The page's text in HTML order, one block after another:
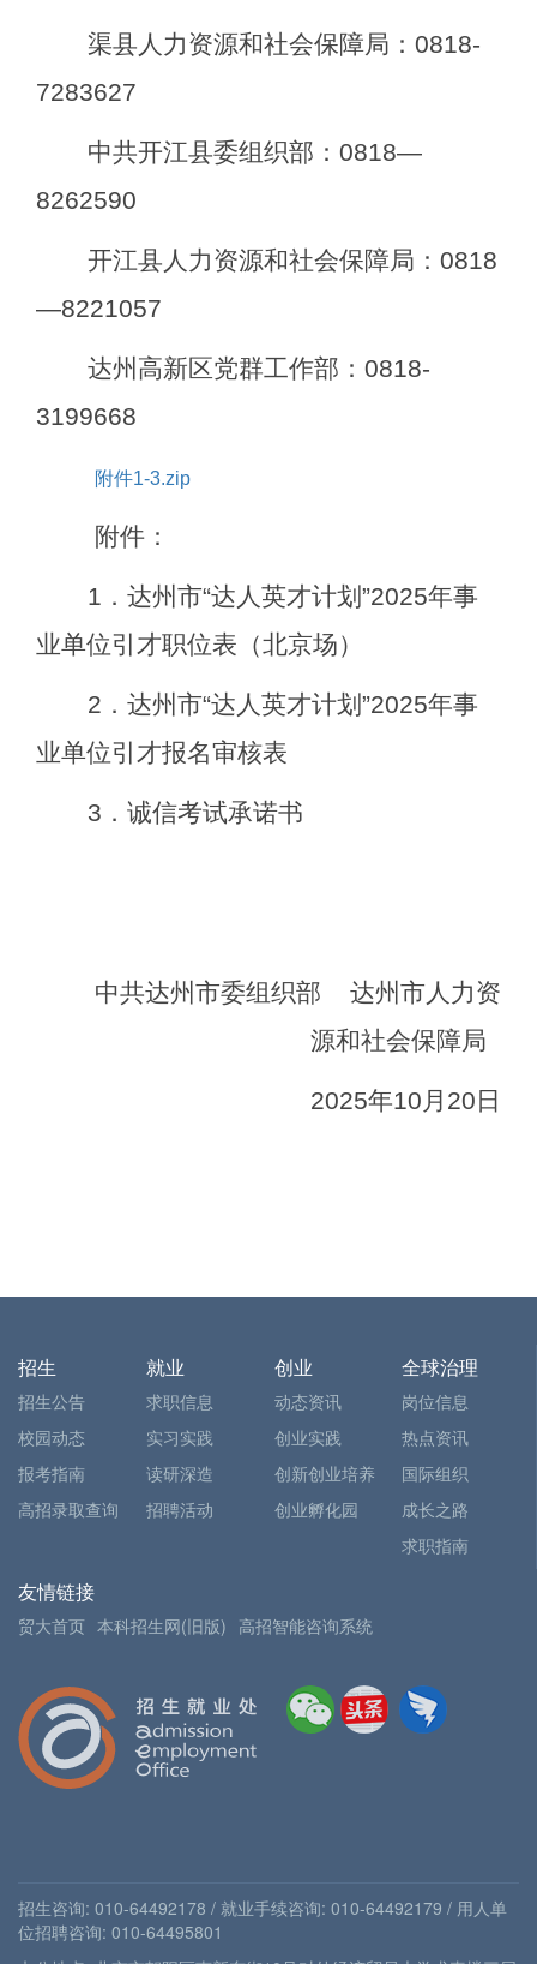
渠县人力资源和社会保障局： 0818-
7283627
中共开江县委组织部： 0818—
8262590
开江县人力资源和社会保障局： 0818
—8221057
达州高新区党群工作部： 0818-
3199668
附件1-3.zip
附件：
1 ．达州市“达人英才计划 ”2025年事
业单位引才职位表（北京场）
2 ．达州市“达人英才计划 ”2025年事
业单位引才报名审核表
3 ．诚信考试承诺书
中共达州市委组织部
达州市人力资
源和社会保障局
2025年10月 20 日
招生
招生公告
校园动态
报考指南
高招录取查询
就业
求职信息
实习实践
读研深造
招聘活动
创业
动态资讯
创业实践
创新创业培养
创业孵化园
全球治理
岗位信息
热点资讯
国际组织
成长之路
求职指南
友情链接
贸大首页 本科招生网(旧版) 高招智能咨询系统
招生咨询: 010-64492178 / 就业手续咨询: 010-64492179 / 用人单
位招聘咨询: 010-64495801